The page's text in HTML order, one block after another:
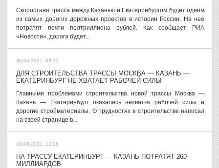
Скоростная трасса между Казанью и Екатеринбургом будет одним
из самых дорогих дорожных проектов в истории России. На нее
потратят почти полтриллиона рублей. Как сообщает РИА
«Новости», дорога будет...
30.06.2021, 09:31
ДЛЯ СТРОИТЕЛЬСТВА ТРАССЫ МОСКВА — КАЗАНЬ —
ЕКАТЕРИНБУРГ НЕ ХВАТАЕТ РАБОЧЕЙ СИЛЫ
Главными проблемами строительства новой трассы Москва —
Казань — Екатеринбург оказались нехватка рабочей силы и
дорогие стройматериалы. О трудностях в строительстве написал
на своей странице в...
03.06.2021, 12:28
НА ТРАССУ ЕКАТЕРИНБУРГ — КАЗАНЬ ПОТРАТЯТ 260
МИЛЛИАРДОВ